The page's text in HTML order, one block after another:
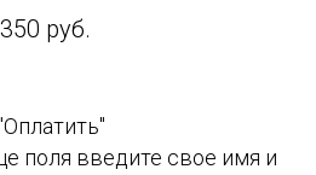
350 руб.
поля введите свое имя и